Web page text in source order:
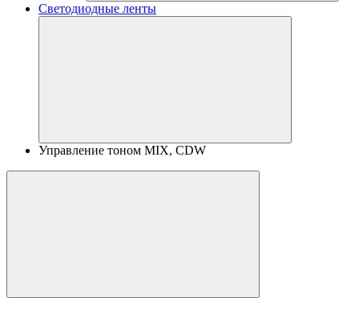
Светодиодные ленты
Управление тоном MIX, CDW